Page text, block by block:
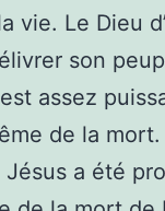
vie. Le Dieu
son
assez
de la mort.
a été